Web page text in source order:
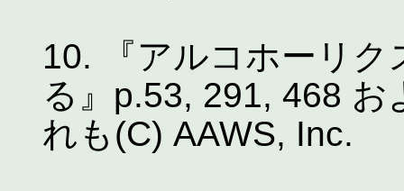
10. 『アルコホーリ
る』p.53, 291, 468 お
れも(C) AAWS, Inc.